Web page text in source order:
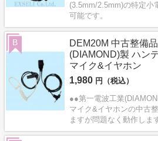
(3.5mm/2.5mm)の特定小
可能です。
DEM20M 中古整備
(DIAMOND)製 ハン
マイク&イヤホン
1,980 円（税込）
●●第一電波工業
マイク&イヤホンの中古
ますが問題なく動作しま
B